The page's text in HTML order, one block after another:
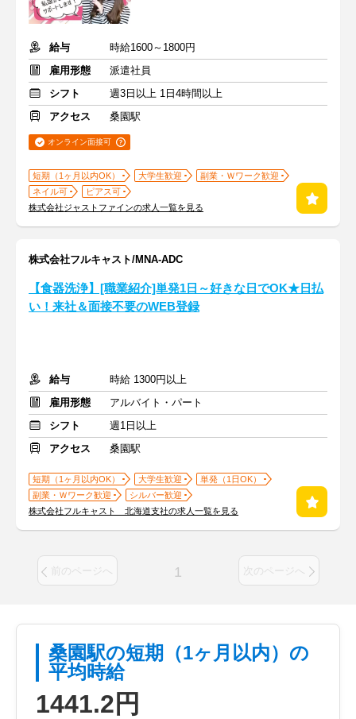
給与
時給1600～1800円
雇用形態
派遣社員
シフト
週3日以上 1日4時間以上
アクセス
桑園駅
オンライン面接可
短期（1ヶ月以内OK） 大学生歓迎
副業・Ｗワーク歓迎
ネイル可
ピアス可
株式会社ジャストファインの求人一覧を見る
株式会社フルキャスト/MNA-ADC
【食器洗浄】[職業紹介]単発1日～好きな日でOK★日払
い！来社＆面接不要のWEB登録
給与
時給 1300円以上
雇用形態
アルバイト・パート
シフト
週1日以上
アクセス
桑園駅
短期（1ヶ月以内OK） 大学生歓迎
単発（1日OK）
副業・Ｗワーク歓迎
シルバー歓迎
株式会社フルキャスト 北海道支社の求人一覧を見る
前のページへ 1 次のページへ
桑園駅の短期（1ヶ月以内）の
平均時給
1441.2円